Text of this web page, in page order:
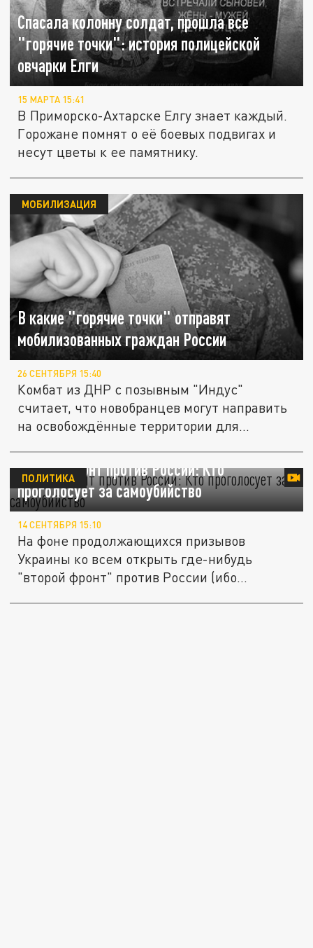
Спасала колонну солдат, прошла все
"горячие точки": история полицейской
овчарки Елги
15 МАРТА 15:41
В Приморско-Ахтарске Елгу знает каждый.
Горожане помнят о её боевых подвигах и
несут цветы к ее памятнику.
В какие "горячие точки" отправят
мобилизованных граждан России
МОБИЛИЗАЦИЯ
26 СЕНТЯБРЯ 15:40
Комбат из ДНР с позывным "Индус"
считает, что новобранцев могут направить
на освобождённые территории для...
Второй фронт против России: Кто
проголосует за самоубийство
ПОЛИТИКА
14 СЕНТЯБРЯ 15:10
На фоне продолжающихся призывов
Украины ко всем открыть где-нибудь
"второй фронт" против России (ибо...